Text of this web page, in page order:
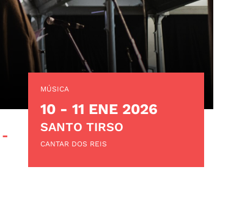
-
MÚSICA
10 - 11 ENE 2026
SANTO TIRSO
CANTAR DOS REIS